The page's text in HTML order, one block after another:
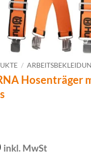
/
Hosenträger
inkl. MwSt